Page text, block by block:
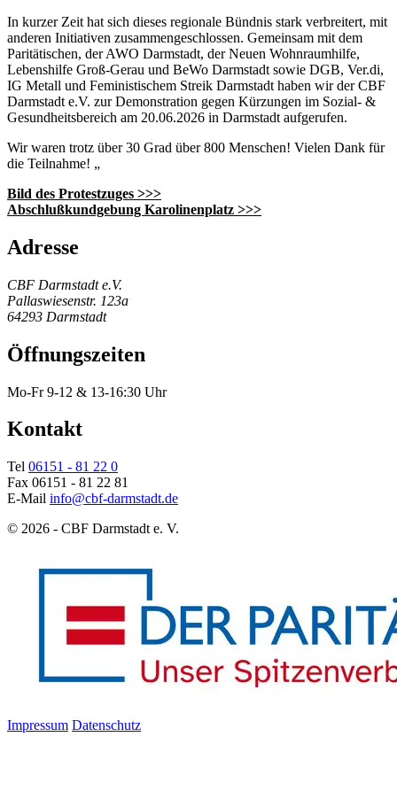
In kurzer Zeit hat sich dieses regionale Bündnis stark verbreitert, mit
anderen Initiativen zusammengeschlossen. Gemeinsam mit dem
Paritätischen, der AWO Darmstadt, der Neuen Wohnraumhilfe,
Lebenshilfe Groß-Gerau und BeWo Darmstadt sowie DGB, Ver.di,
IG Metall und Feministischem Streik Darmstadt haben wir der CBF
Darmstadt e.V. zur Demonstration gegen Kürzungen im Sozial- &
Gesundheitsbereich am 20.06.2026 in Darmstadt aufgerufen.
Wir waren trotz über 30 Grad über 800 Menschen! Vielen Dank für
die Teilnahme! „
Bild des Protestzuges >>>
Abschlußkundgebung Karolinenplatz >>>
Adresse
CBF Darmstadt e.V.
Pallaswiesenstr. 123a
64293 Darmstadt
Öffnungszeiten
Mo-Fr 9-12 & 13-16:30 Uhr
Kontakt
Tel 06151 - 81 22 0
Fax 06151 - 81 22 81
E-Mail info@cbf-darmstadt.de
© 2026 - CBF Darmstadt e. V.
Impressum Datenschutz